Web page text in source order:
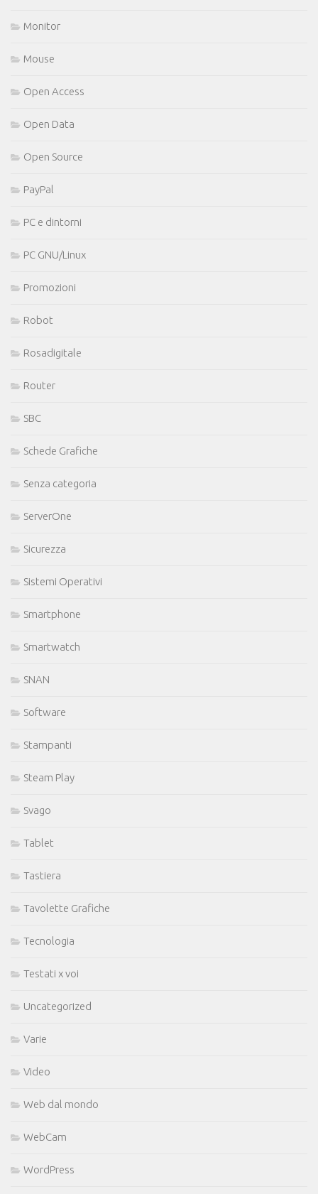
Monitor
Mouse
Open Access
Open Data
Open Source
PayPal
PC e dintorni
PC GNU/Linux
Promozioni
Robot
Rosadigitale
Router
SBC
Schede Grafiche
Senza categoria
ServerOne
Sicurezza
Sistemi Operativi
Smartphone
Smartwatch
SNAN
Software
Stampanti
Steam Play
Svago
Tablet
Tastiera
Tavolette Grafiche
Tecnologia
Testati x voi
Uncategorized
Varie
Video
Web dal mondo
WebCam
WordPress